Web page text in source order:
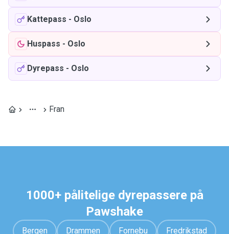
Kattepass - Oslo
Huspass - Oslo
Dyrepass - Oslo
Fran
1000+ pålitelige dyrepassere på
Pawshake
Bergen Drammen Fornebu Fredrikstad